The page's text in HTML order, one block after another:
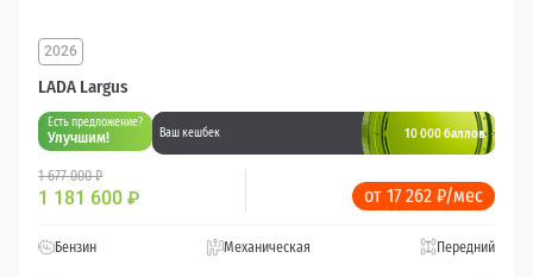
LADA Largus
2026
Есть предложение?
Улучшим! Ваш кешбек 10 000 баллов
1 677 000 ₽
1 181 600 ₽ от 17 262 ₽/мес
Бензин Механическая Передний